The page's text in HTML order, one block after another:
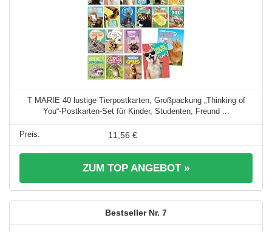
T MARIE 40 lustige Tierpostkarten, Großpackung „Thinking of
You“-Postkarten-Set für Kinder, Studenten, Freund ...
11,56 €
ZUM TOP ANGEBOT »
7